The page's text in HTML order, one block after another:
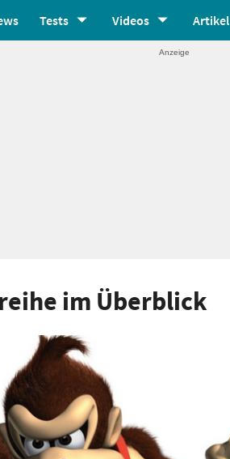
Tests Videos Artikel
im Überblick